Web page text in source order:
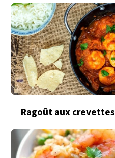
Ragoût aux crevettes